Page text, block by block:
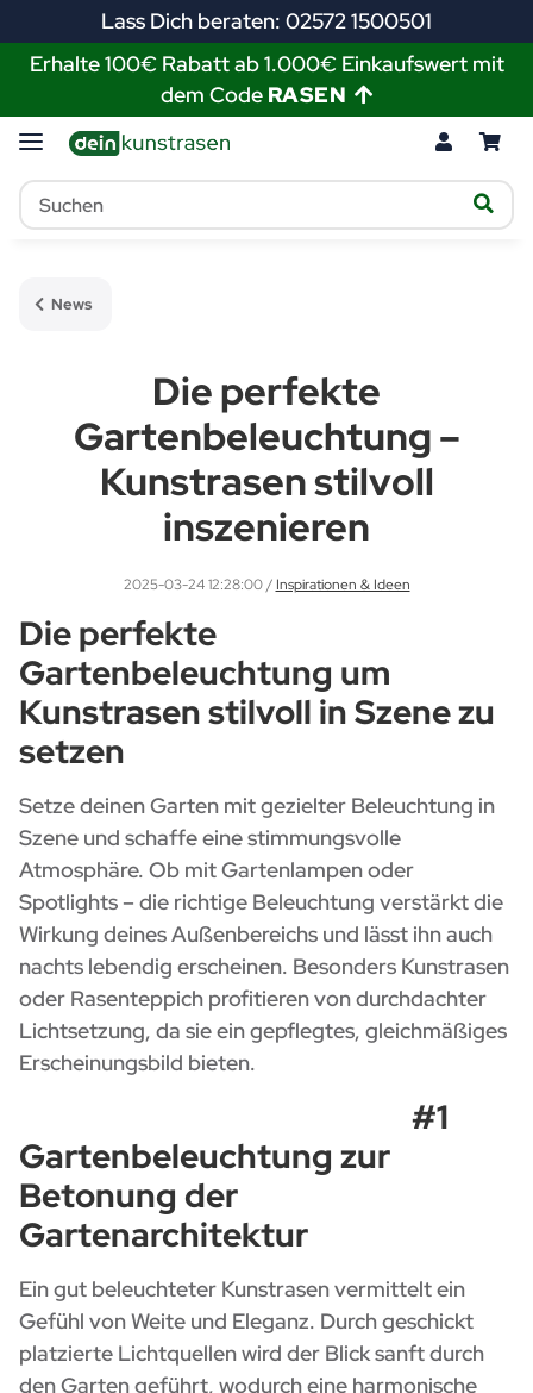
Lass Dich beraten: 02572 1500501
Erhalte 100€ Rabatt ab 1.000€ Einkaufswert mit
dem Code RASEN
News
Die perfekte
Gartenbeleuchtung –
Kunstrasen stilvoll
inszenieren
2025-03-24 12:28:00 / Inspirationen & Ideen
Die perfekte
Gartenbeleuchtung um
Kunstrasen stilvoll in Szene zu
setzen
Setze deinen Garten mit gezielter Beleuchtung in
Szene und schaffe eine stimmungsvolle
Atmosphäre. Ob mit Gartenlampen oder
Spotlights – die richtige Beleuchtung verstärkt die
Wirkung deines Außenbereichs und lässt ihn auch
nachts lebendig erscheinen. Besonders Kunstrasen
oder Rasenteppich profitieren von durchdachter
Lichtsetzung, da sie ein gepflegtes, gleichmäßiges
Erscheinungsbild bieten.
#1
Gartenbeleuchtung zur
Betonung der
Gartenarchitektur
Ein gut beleuchteter Kunstrasen vermittelt ein
Gefühl von Weite und Eleganz. Durch geschickt
platzierte Lichtquellen wird der Blick sanft durch
den Garten geführt, wodurch eine harmonische